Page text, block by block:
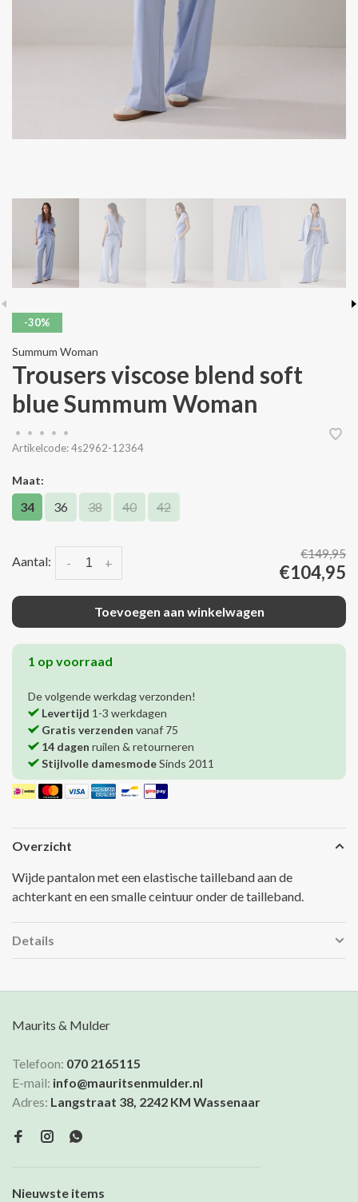
-30%
Summum Woman
Trousers viscose blend soft
blue Summum Woman
• • • •
•
Artikelcode:4s2962-12364
Maat:
34 36 38 40 42
Aantal: +
-
€149,95
€104,95
Toevoegen aan winkelwagen
1 op voorraad
De volgende werkdag verzonden!
Levertijd 1-3 werkdagen
Gratis verzenden vanaf 75
14 dagen ruilen & retourneren
Stijlvolle damesmodeSinds 2011
Overzicht
Wijde pantalon met een elastische tailleband aan de
achterkant en een smalle ceintuur onder de tailleband.
Details
Maurits & Mulder
Telefoon: 070 2165115
E-mail: info@mauritsenmulder.nl
Adres: Langstraat 38, 2242 KM Wassenaar
Nieuwste items